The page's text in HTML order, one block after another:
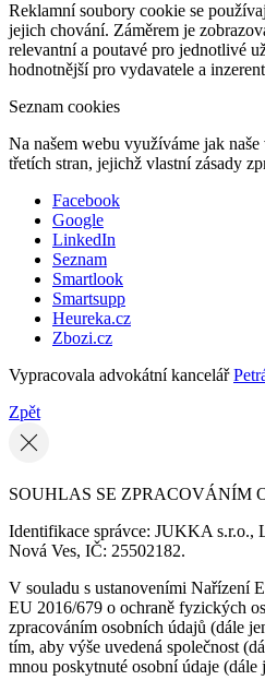
Reklamní soubory cookie se
jejich chování. Záměrem je
relevantní a poutavé pro jednotlivé
hodnotnější pro vydavatele a
Seznam cookies
Na našem webu využíváme jak
třetích stran, jejichž vlastní zásady
Facebook
Google
LinkedIn
Seznam
Smartlook
Smartsupp
Heureka.cz
Zbozi.cz
Vypracovala advokátní kancelář
Zpět
SOUHLAS SE ZPRACOVÁNÍM
Identifikace správce: JUKKA s.r.o.,
Nová Ves, IČ: 25502182.
V souladu s ustanoveními Nařízení
EU 2016/679 o ochraně fyzických
zpracováním osobních údajů (dále
tím, aby výše uvedená společnost
mnou poskytnuté osobní údaje (dále